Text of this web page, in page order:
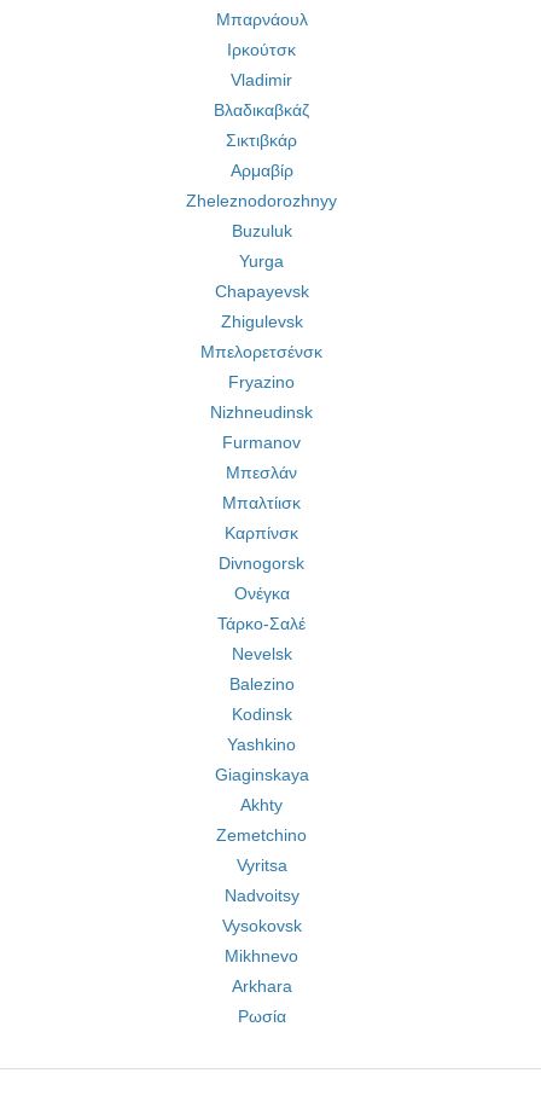
Μπαρνάουλ
Ιρκούτσκ
Vladimir
Βλαδικαβκάζ
Σικτιβκάρ
Αρμαβίρ
Zheleznodorozhnyy
Buzuluk
Yurga
Chapayevsk
Zhigulevsk
Μπελορετσένσκ
Fryazino
Nizhneudinsk
Furmanov
Μπεσλάν
Μπαλτίισκ
Καρπίνσκ
Divnogorsk
Ονέγκα
Τάρκο-Σαλέ
Nevelsk
Balezino
Kodinsk
Yashkino
Giaginskaya
Akhty
Zemetchino
Vyritsa
Nadvoitsy
Vysokovsk
Mikhnevo
Arkhara
Ρωσία